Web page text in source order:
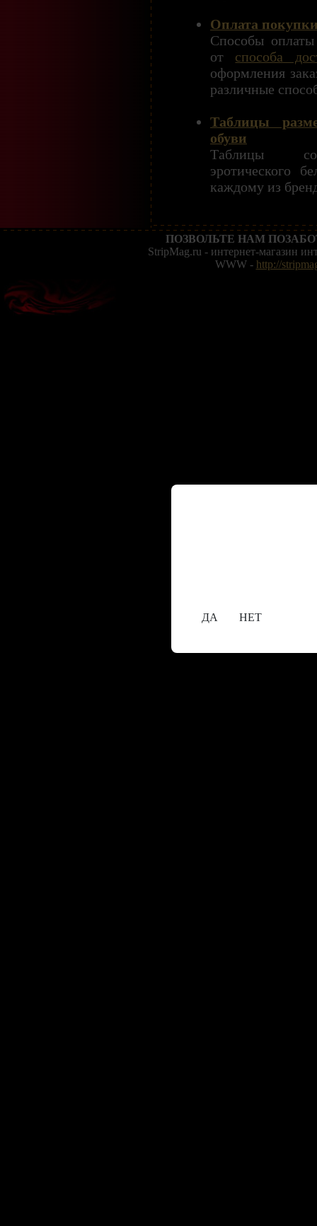
Оплата
Способы оплаты
от способа
оформления
различные
Таблицы
обуви
Таблицы
эротического
каждому из
ПОЗВОЛЬТЕ НАМ
StripMag.ru - интернет-магазин
WWW - http://
ДА НЕТ